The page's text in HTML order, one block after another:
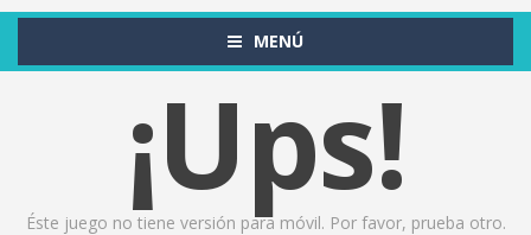
MENÚ
¡Ups!
Éste juego no tiene versión para móvil. Por favor, prueba otro.